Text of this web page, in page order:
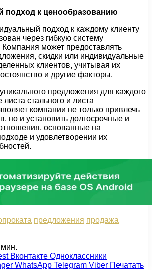
подход к ценообразованию
подход к каждому клиенту
через гибкую систему
может предоставлять
скидки или индивидуальные
клиентов, учитывая их
и другие факторы.
предложения для каждого
стального и листа
компании не только привлечь
но и установить долгосрочные и
основанные на
и удовлетворении их
предложения продажа
Вконтакте Одноклассники
WhatsApp Telegram Viber Печатать